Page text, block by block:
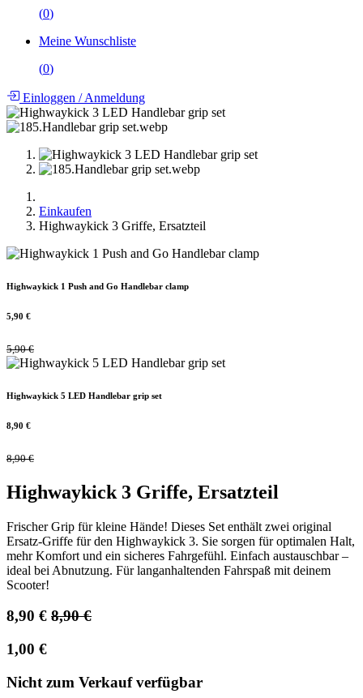
(0)
Meine Wunschliste
(0)
Einloggen /Anmeldung
Einkaufen
Highwaykick 3 Griffe, Ersatzteil
Highwaykick 1 Push and Go Handlebar clamp
5,90 €
5,90€
Highwaykick 5 LED Handlebar grip set
8,90 €
8,90€
Highwaykick 3 Griffe, Ersatzteil
Frischer Grip für kleine Hände! Dieses Set enthält zwei original
Ersatz-Griffe für den Highwaykick 3. Sie sorgen für optimalen Halt,
mehr Komfort und ein sicheres Fahrgefühl. Einfach austauschbar –
ideal bei Abnutzung. Für langanhaltenden Fahrspaß mit deinem
Scooter!
8,90 € 8,90€
1,00 €
Nicht zum Verkauf verfügbar